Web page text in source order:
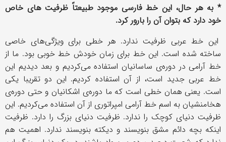
* به هر حال، این خط فارسی موجود طبیعتاً ظرفیت های خاص
خود دارد که بتوان آن را بارور کرد.
این خط عربی ظرفیت ندارد. هر خطی برای ویژگی‌های خاصی
ساخته شده است. این خط برای زمان خودش خط خوبی بود. ما از
خط آرامی در دوره‌ی ساسانیان استفاده می‌کردیم و بعد دیدیم این
خط عربی جدید است، از آن استفاده کردیم. این دو تقریبا یکی
است. یعنی همان خطی است که ما دوره‌ی اشکانیان و حتی دوره‌ی
هخامنشیان به اسم خط آرامی امپراتوری از آن استفاده می‌کردیم. این
ظرفیت دنیای کوچک را ندارد. ظرفیت دنیای بزرگ را دارد. ظرفیت
اینکه بچه دائم مشق بنویسند و دیکته بنویسند ندارد. اهمیت هم